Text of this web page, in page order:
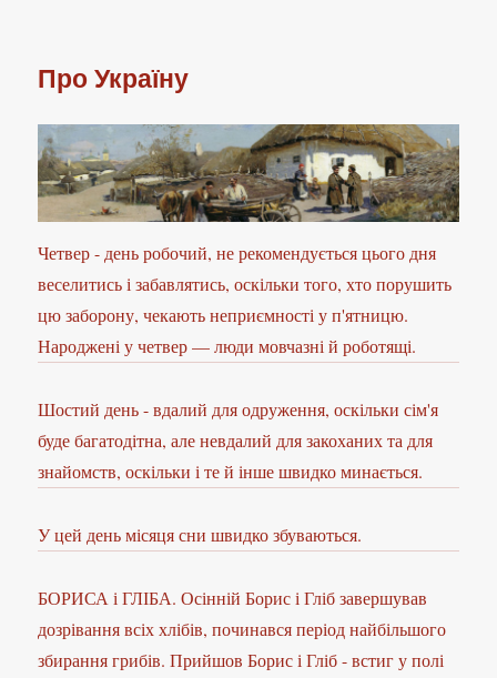
Про Україну
Четвер - день робочий, не рекомендується цього дня
веселитись і забавлятись, оскільки того, хто порушить
цю заборону, чекають неприємності у п'ятницю.
Народжені у четвер — люди мовчазні й роботящі.
Шостий день - вдалий для одруження, оскільки сім'я
буде багатодітна, але невдалий для закоханих та для
знайомств, оскільки і те й інше швидко минається.
У цей день місяця сни швидко збуваються.
БОРИСА і ГЛІБА. Осінній Борис і Гліб завершував
дозрівання всіх хлібів, починався період найбільшого
збирання грибів. Прийшов Борис і Гліб - встиг у полі